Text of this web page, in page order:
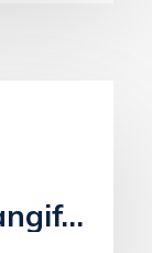
Fiscaal advies en aangiften